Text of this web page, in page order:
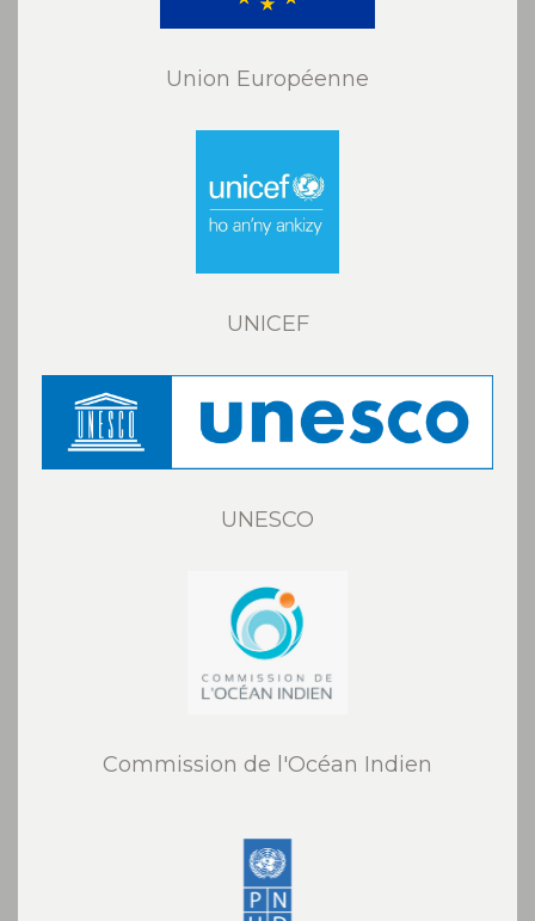
Union Européenne
UNICEF
UNESCO
Commission de l'Océan Indien